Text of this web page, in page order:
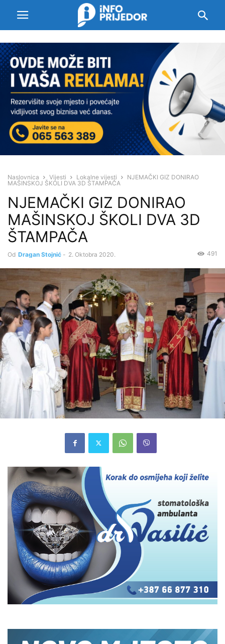
Naslovnica Vijesti Lokalne vijesti
NJEMAČKI GIZ DONIRAO
MAŠINSKOJ ŠKOLI DVA 3D ŠTAMPAČA
NJEMAČKI GIZ DONIRAO
MAŠINSKOJ ŠKOLI DVA 3D
ŠTAMPAČA
Od Dragan Stojnić - 2. Oktobra 2020. 491